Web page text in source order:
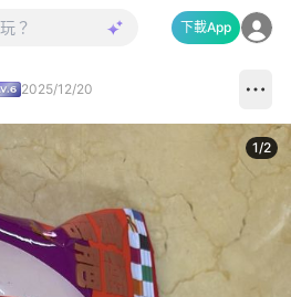
下載App
2025/12/20
1/2